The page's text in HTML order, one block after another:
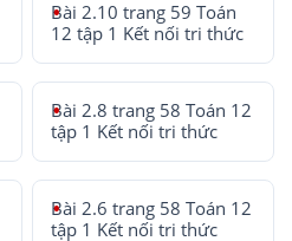
Bài 2.10 trang 59 Toán
12 tập 1 Kết nối tri thức
Bài 2.8 trang 58 Toán 12
tập 1 Kết nối tri thức
Bài 2.6 trang 58 Toán 12
tập 1 Kết nối tri thức